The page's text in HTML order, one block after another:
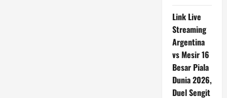
Link Live
Streaming
Argentina
vs Mesir 16
Besar Piala
Dunia 2026,
Duel Sengit